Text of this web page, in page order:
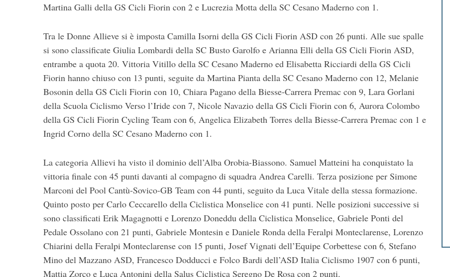
Martina Galli della GS Cicli Fiorin con 2 e Lucrezia Motta della SC Cesano Maderno con 1.
Tra le Donne Allieve si è imposta Camilla Isorni della GS Cicli Fiorin ASD con 26 punti. Alle sue spalle
si sono classificate Giulia Lombardi della SC Busto Garolfo e Arianna Elli della GS Cicli Fiorin ASD,
entrambe a quota 20. Vittoria Vitillo della SC Cesano Maderno ed Elisabetta Ricciardi della GS Cicli
Fiorin hanno chiuso con 13 punti, seguite da Martina Pianta della SC Cesano Maderno con 12, Melanie
Bosonin della GS Cicli Fiorin con 10, Chiara Pagano della Biesse-Carrera Premac con 9, Lara Gorlani
della Scuola Ciclismo Verso l’Iride con 7, Nicole Navazio della GS Cicli Fiorin con 6, Aurora Colombo
della GS Cicli Fiorin Cycling Team con 6, Angelica Elizabeth Torres della Biesse-Carrera Premac con 1 e
Ingrid Corno della SC Cesano Maderno con 1.
La categoria Allievi ha visto il dominio dell’Alba Orobia-Biassono. Samuel Matteini ha conquistato la
vittoria finale con 45 punti davanti al compagno di squadra Andrea Carelli. Terza posizione per Simone
Marconi del Pool Cantù-Sovico-GB Team con 44 punti, seguito da Luca Vitale della stessa formazione.
Quinto posto per Carlo Ceccarello della Ciclistica Monselice con 41 punti. Nelle posizioni successive si
sono classificati Erik Magagnotti e Lorenzo Doneddu della Ciclistica Monselice, Gabriele Ponti del
Pedale Ossolano con 21 punti, Gabriele Montesin e Daniele Ronda della Feralpi Monteclarense, Lorenzo
Chiarini della Feralpi Monteclarense con 15 punti, Josef Vignati dell’Equipe Corbettese con 6, Stefano
Mino del Mazzano ASD, Francesco Dodducci e Folco Bardi dell’ASD Italia Ciclismo 1907 con 6 punti,
Mattia Zorco e Luca Antonini della Salus Ciclistica Seregno De Rosa con 2 punti.